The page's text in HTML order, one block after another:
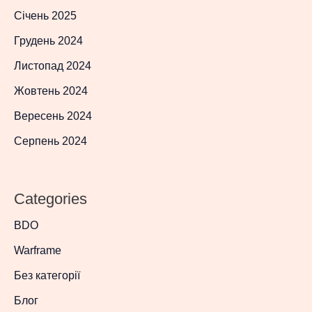
Січень 2025
Грудень 2024
Листопад 2024
Жовтень 2024
Вересень 2024
Серпень 2024
Categories
BDO
Warframe
Без категорії
Блог